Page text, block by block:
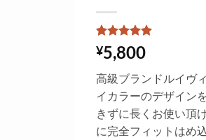
4
件の利用者
評価に基づ
価のうち、
点
¥5,800
高級ブランドルイヴ
イカラーのデザイン
きずに長くお使い頂
に完全フィットはめ